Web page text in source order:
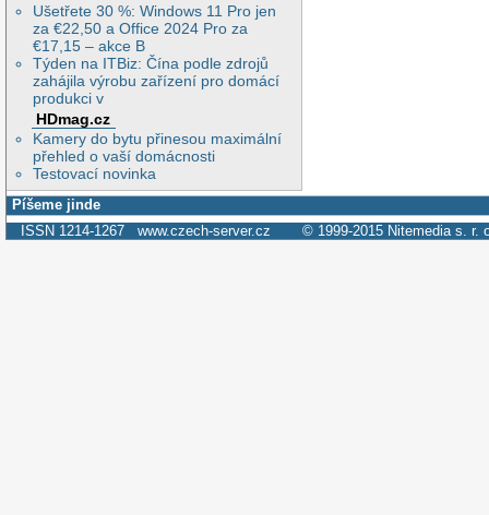
Ušetřete 30 %: Windows 11 Pro jen
za €22,50 a Office 2024 Pro za
€17,15 – akce B
Týden na ITBiz: Čína podle zdrojů
zahájila výrobu zařízení pro domácí
produkci v
HDmag.cz
Kamery do bytu přinesou maximální
přehled o vaší domácnosti
Testovací novinka
Píšeme jinde
ISSN 1214-1267 www.czech-server.cz © 1999-2015 Nitemedia s. r.